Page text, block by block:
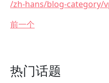
/zh-hans/blog-category/
前一个
热门话题